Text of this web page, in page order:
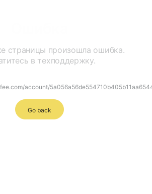
страницы произошла ошибка.
в техподдержку.
account/
Go back